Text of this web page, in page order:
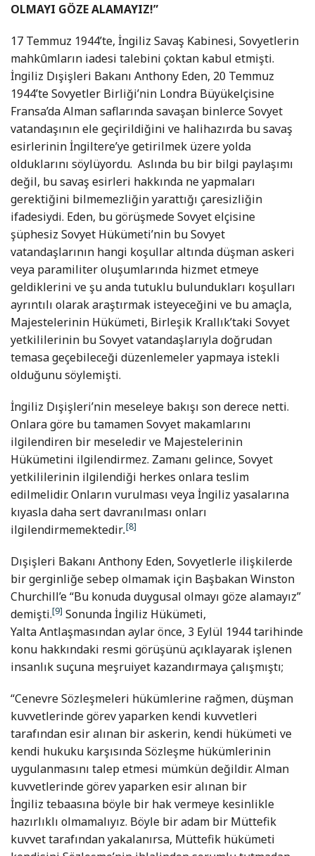
OLMAYI GÖZE ALAMAYIZ!”
17 Temmuz 1944’te, İngiliz Savaş Kabinesi, Sovyetlerin
mahkûmların iadesi talebini çoktan kabul etmişti.
İngiliz Dışişleri Bakanı Anthony Eden, 20 Temmuz
1944’te Sovyetler Birliği’nin Londra Büyükelçisine
Fransa’da Alman saflarında savaşan binlerce Sovyet
vatandaşının ele geçirildiğini ve halihazırda bu savaş
esirlerinin İngiltere’ye getirilmek üzere yolda
olduklarını söylüyordu. Aslında bu bir bilgi paylaşımı
değil, bu savaş esirleri hakkında ne yapmaları
gerektiğini bilmemezliğin yarattığı çaresizliğin
ifadesiydi. Eden, bu görüşmede Sovyet elçisine
şüphesiz Sovyet Hükümeti’nin bu Sovyet
vatandaşlarının hangi koşullar altında düşman askeri
veya paramiliter oluşumlarında hizmet etmeye
geldiklerini ve şu anda tutuklu bulundukları koşulları
ayrıntılı olarak araştırmak isteyeceğini ve bu amaçla,
Majestelerinin Hükümeti, Birleşik Krallık’taki Sovyet
yetkililerinin bu Sovyet vatandaşlarıyla doğrudan
temasa geçebileceği düzenlemeler yapmaya istekli
olduğunu söylemişti.
İngiliz Dışişleri’nin meseleye bakışı son derece netti.
Onlara göre bu tamamen Sovyet makamlarını
ilgilendiren bir meseledir ve Majestelerinin
Hükümetini ilgilendirmez. Zamanı gelince, Sovyet
yetkililerinin ilgilendiği herkes onlara teslim
edilmelidir. Onların vurulması veya İngiliz yasalarına
kıyasla daha sert davranılması onları
ilgilendirmemektedir.[8]
Dışişleri Bakanı Anthony Eden, Sovyetlerle ilişkilerde
bir gerginliğe sebep olmamak için Başbakan Winston
Churchill’e “Bu konuda duygusal olmayı göze alamayız”
demişti.[9] Sonunda İngiliz Hükümeti,
Yalta Antlaşmasından aylar önce, 3 Eylül 1944 tarihinde
konu hakkındaki resmi görüşünü açıklayarak işlenen
insanlık suçuna meşruiyet kazandırmaya çalışmıştı;
“Cenevre Sözleşmeleri hükümlerine rağmen, düşman
kuvvetlerinde görev yaparken kendi kuvvetleri
tarafından esir alınan bir askerin, kendi hükümeti ve
kendi hukuku karşısında Sözleşme hükümlerinin
uygulanmasını talep etmesi mümkün değildir. Alman
kuvvetlerinde görev yaparken esir alınan bir
İngiliz tebaasına böyle bir hak vermeye kesinlikle
hazırlıklı olmamalıyız. Böyle bir adam bir Müttefik
kuvvet tarafından yakalanırsa, Müttefik hükümeti